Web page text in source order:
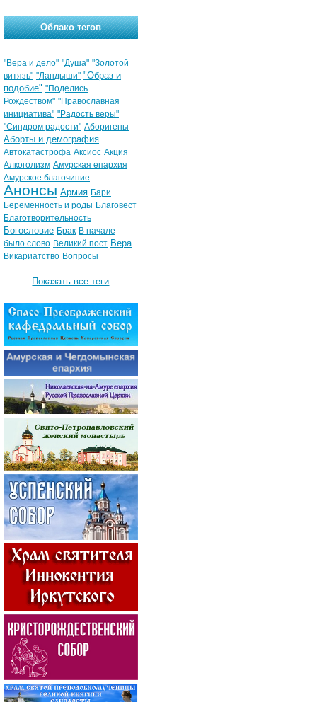
Облако тегов
"Вера и дело" "Душа" "Золотой
витязь" "Ландыши" "Образ и
подобие" "Поделись
Рождеством" "Православная
инициатива" "Радость веры"
"Синдром радости" Аборигены
Аборты и демография
Автокатастрофа Аксиос Акция
Алкоголизм Амурская епархия
Амурское благочиние
Анонсы Армия Бари
Беременность и роды Благовест
Благотворительность
Богословие Брак В начале
было слово Великий пост Вера
Викариатство Вопросы
Показать все теги